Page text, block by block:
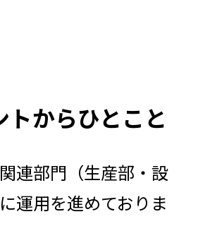
トからひとこと
連部門（生産部・設
運用を進めておりま